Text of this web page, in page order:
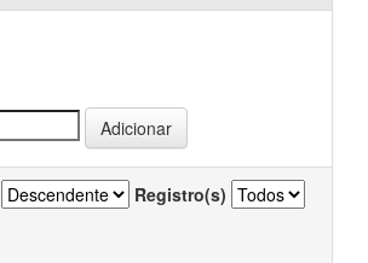
Registro(s)